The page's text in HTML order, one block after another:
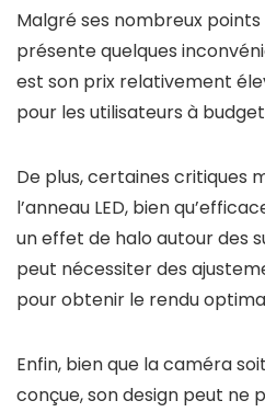
Malgré ses nombreux points
présente quelques
est son prix relativement
pour les utilisateurs à
De plus, certaines critiques
l’anneau LED, bien
un effet de halo autour des
peut nécessiter des
pour obtenir le rendu
Enfin, bien que la caméra
conçue, son design peut ne